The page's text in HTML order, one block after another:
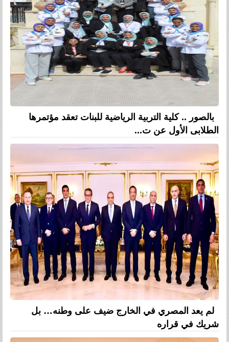
بالصور .. كلية التربية الرياضية للبنات تعقد مؤتمرها
الطلابى الأول عن ت...
لم يعد المصري في الخارج ضيف على وطنه… بل
شريك في قراره